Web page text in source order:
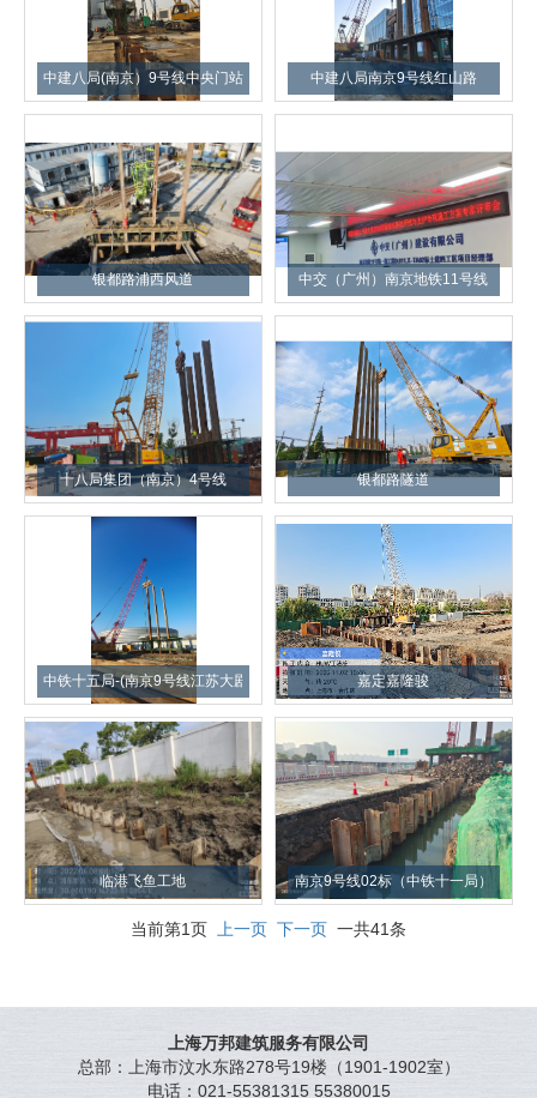
中建八局(南京）9号线中央门站 中建八局南京9号线红山路
银都路浦西风道 中交（广州）南京地铁11号线
十八局集团（南京）4号线 银都路隧道
中铁十五局-(南京9号线江苏大剧院宪法广场站） 嘉定嘉隆骏
临港飞鱼工地 南京9号线02标（中铁十一局）
当前第1页 上一页 下一页 一共41条
上海万邦建筑服务有限公司
总部：上海市汶水东路278号19楼（1901-1902室）
电话：021-55381315 55380015